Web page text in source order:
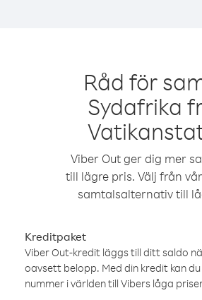
Råd för
Sydafrika
Viber Out ger dig mer
till lägre pris. Välj från
samtalsalternativ till
Kreditpaket
Viber Out-kredit läggs till ditt saldo
oavsett belopp. Med din kredit kan
nummer i världen till Vibers låga